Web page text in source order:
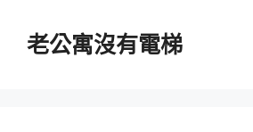
老公寓沒有電梯